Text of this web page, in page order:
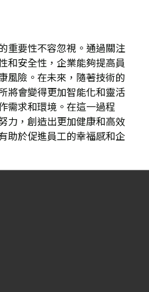
重要性不容忽視。通過關注
和安全性，企業能夠提高員
風險。在未來，隨著技術的
將會變得更加智能化和靈活
需求和環境。在這一過程
力，創造出更加健康和高效
助於促進員工的幸福感和企